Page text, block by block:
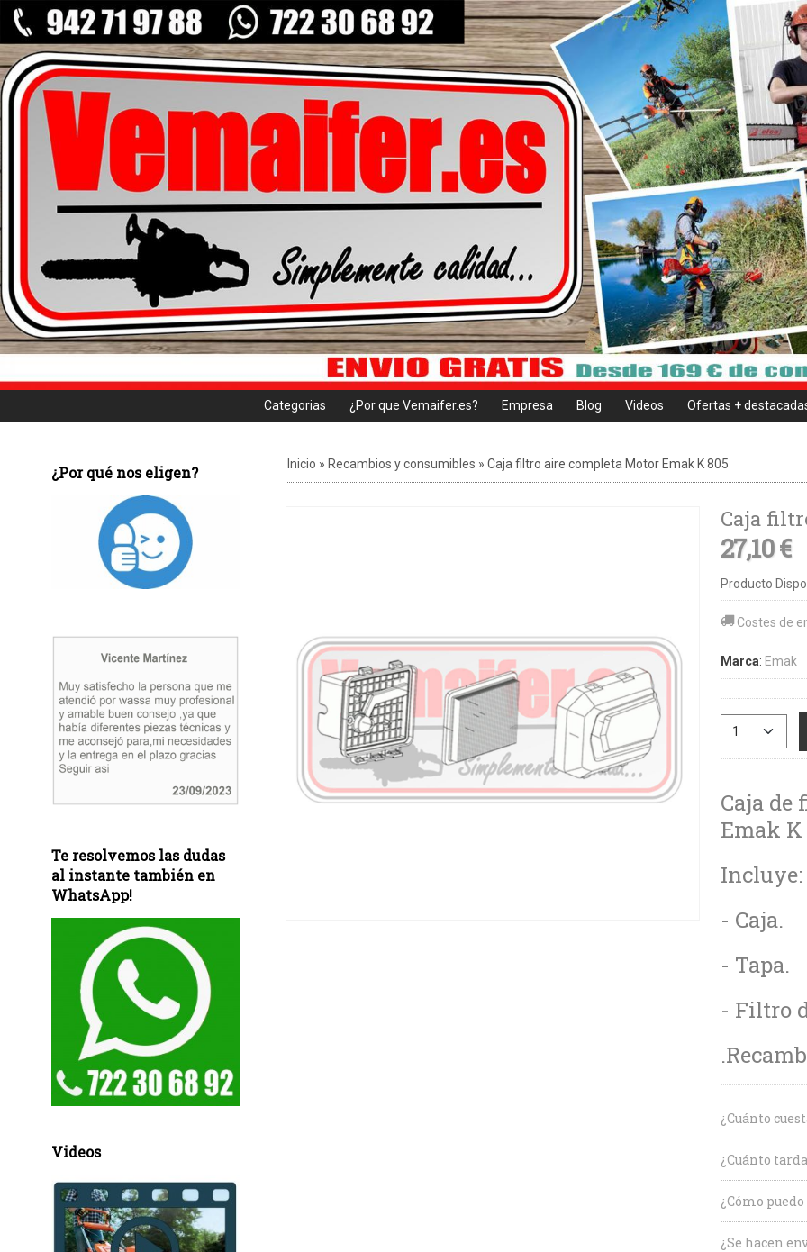
Categorias ¿Por que Vemaifer.es? Empresa Blog Videos Ofertas +
¿Por qué nos eligen?
Te resolvemos las dudas
al instante también en
WhatsApp!
Videos
Inicio » Recambios y consumibles » Caja filtro aire completa Motor Emak K 805
Caja
27,10 €
Producto
Costes de
Marca: Emak
Caja de
Emak K
Incluye:
- Caja.
- Tapa.
- Filtro
¿Cuánto
¿Cuánto
¿Cómo
¿Se hacen